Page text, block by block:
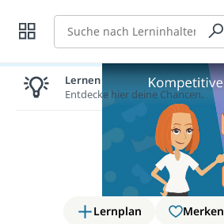
Suche
Lernplan Merken
Lernen lohnt sich!
Entdecke hier deine Chancen.